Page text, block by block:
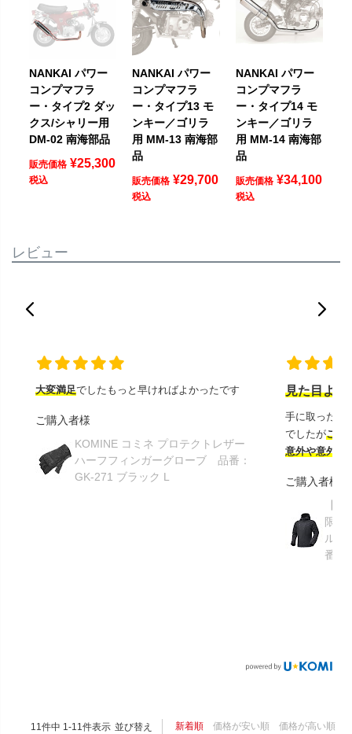
NANKAI パワー
コンプマフラ
ー・タイプ2 ダッ
クス/シャリー用
DM-02 南海部品
販売価格 ¥25,300
税込
NANKAI パワー
コンプマフラ
ー・タイプ13 モ
ンキー／ゴリラ
用 MM-13 南海部
品
販売価格 ¥29,700
税込
NANKAI パワー
コンプマフラ
ー・タイプ14 モ
ンキー／ゴリラ
用 MM-14 南海部
品
販売価格 ¥34,100
税込
レビュー
大変満足でしたもっと早ければよかったです
ご購入者様
KOMINE コミネ プロテクトレザー
ハーフフィンガーグローブ 品番：
GK-271 ブラック L
見た目より
手に取ったと
でしたがこの
意外や意外ス
ご購入者様
限り
ルメ
番：
並び替え 新着順 価格が安い順 価格が高い順
11件中 1-11件表示